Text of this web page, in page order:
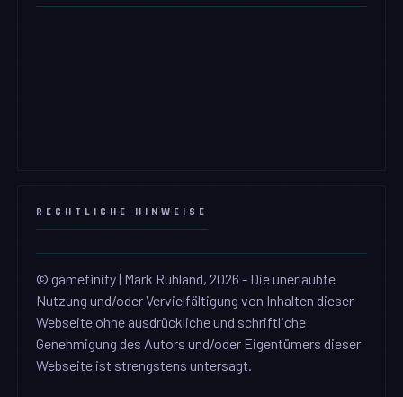
RECHTLICHE HINWEISE
© gamefinity | Mark Ruhland, 2026 - Die unerlaubte
Nutzung und/oder Vervielfältigung von Inhalten dieser
Webseite ohne ausdrückliche und schriftliche
Genehmigung des Autors und/oder Eigentümers dieser
Webseite ist strengstens untersagt.